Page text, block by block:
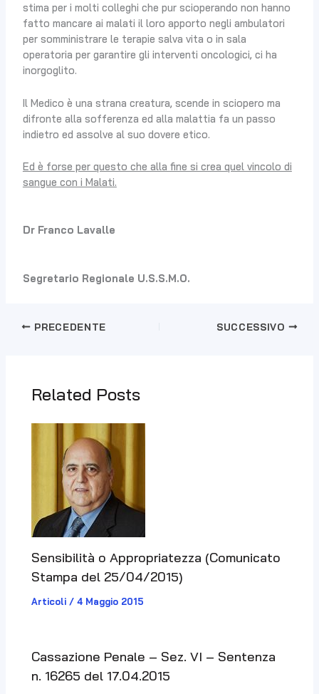
stima per i molti colleghi che pur scioperando non hanno
fatto mancare ai malati il loro apporto negli ambulatori
per somministrare le terapie salva vita o in sala
operatoria per garantire gli interventi oncologici, ci ha
inorgoglito.
Il Medico è una strana creatura, scende in sciopero ma
difronte alla sofferenza ed alla malattia fa un passo
indietro ed assolve al suo dovere etico.
Ed è forse per questo che alla fine si crea quel vincolo di
sangue con i Malati.
Dr Franco Lavalle
Segretario Regionale U.S.S.M.O.
PRECEDENTE SUCCESSIVO
Related Posts
Sensibilità o Appropriatezza (Comunicato
Stampa del 25/04/2015)
Articoli /4 Maggio 2015
Cassazione Penale – Sez. VI – Sentenza
n. 16265 del 17.04.2015